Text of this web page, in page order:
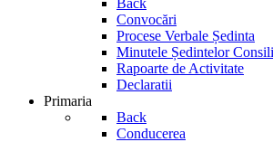
Back
Convocări
Procese Verbale Ședinta
Minutele Ședintelor
Rapoarte de Activitate
Declaratii
Primaria
Back
Conducerea